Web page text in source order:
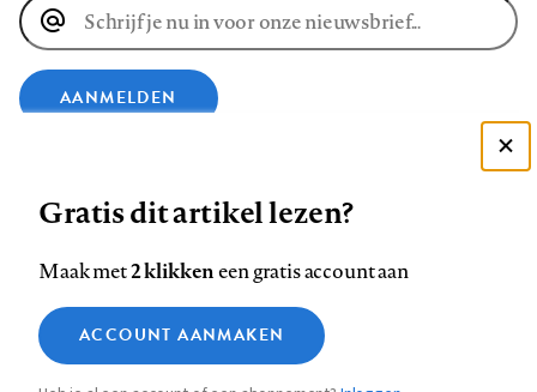
E-
mailadres
AANMELDEN
op
Facebook
op
LinkedIn
op
Bluesky
ons
op
InstagramYouTube
Footer
Contact Colofon Disclaimer Privacy
Medische vragen verdienen
betrouwbare antwoorden
Zie onze cookie policy
Analytische cookies
Gratis dit artikel lezen?
Maak met2 klikkeneen gratis account aan
ACCOUNT AANMAKEN